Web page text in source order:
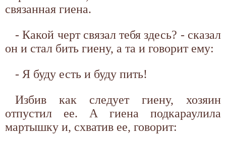
связанная гиена.
- Какой черт связал тебя здесь? - сказал
он и стал бить гиену, а та и говорит ему:
- Я буду есть и буду пить!
Избив как следует гиену, хозяин
отпустил ее. А гиена подкараулила
мартышку и, схватив ее, говорит: